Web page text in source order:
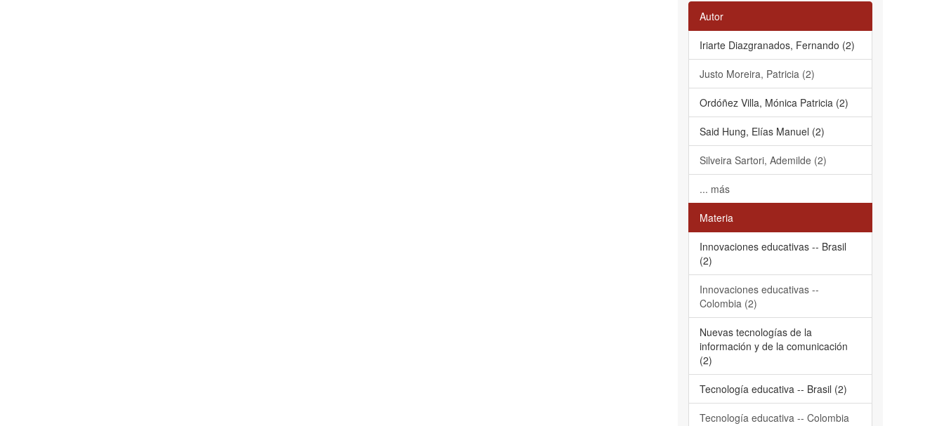
Autor
Iriarte Diazgranados, Fernando (2)
Justo Moreira, Patricia (2)
Ordóñez Villa, Mónica Patricia (2)
Said Hung, Elías Manuel (2)
Silveira Sartori, Ademilde (2)
... más
Materia
Innovaciones educativas -- Brasil
(2)
Innovaciones educativas --
Colombia (2)
Nuevas tecnologías de la
información y de la comunicación
(2)
Tecnología educativa -- Brasil (2)
Tecnología educativa -- Colombia